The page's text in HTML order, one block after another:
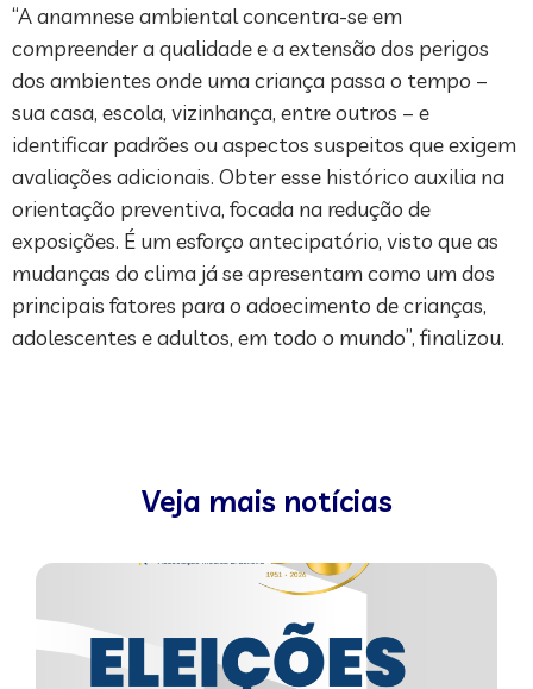
“A anamnese ambiental concentra-se em
compreender a qualidade e a extensão dos perigos
dos ambientes onde uma criança passa o tempo –
sua casa, escola, vizinhança, entre outros – e
identificar padrões ou aspectos suspeitos que exigem
avaliações adicionais. Obter esse histórico auxilia na
orientação preventiva, focada na redução de
exposições. É um esforço antecipatório, visto que as
mudanças do clima já se apresentam como um dos
principais fatores para o adoecimento de crianças,
adolescentes e adultos, em todo o mundo”, finalizou.
Veja mais notícias